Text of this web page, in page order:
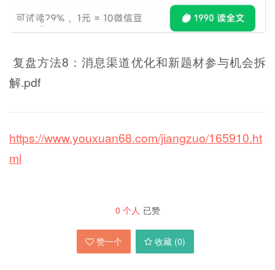
复盘方法8：消息渠道优化和新题材参与机会拆
解.pdf
https://www.youxuan68.com/jiangzuo/165910.ht
ml
0 个人 已赞
赞一个 收藏 (0)